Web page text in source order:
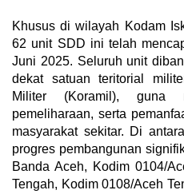
Khusus di wilayah Kodam
62 unit SDD ini telah
Juni 2025. Seluruh unit
dekat satuan teritorial
Militer (Koramil), guna
pemeliharaan, serta
masyarakat sekitar. Di
progres pembangunan
Banda Aceh, Kodim 0104/
Tengah, Kodim 0108/Aceh